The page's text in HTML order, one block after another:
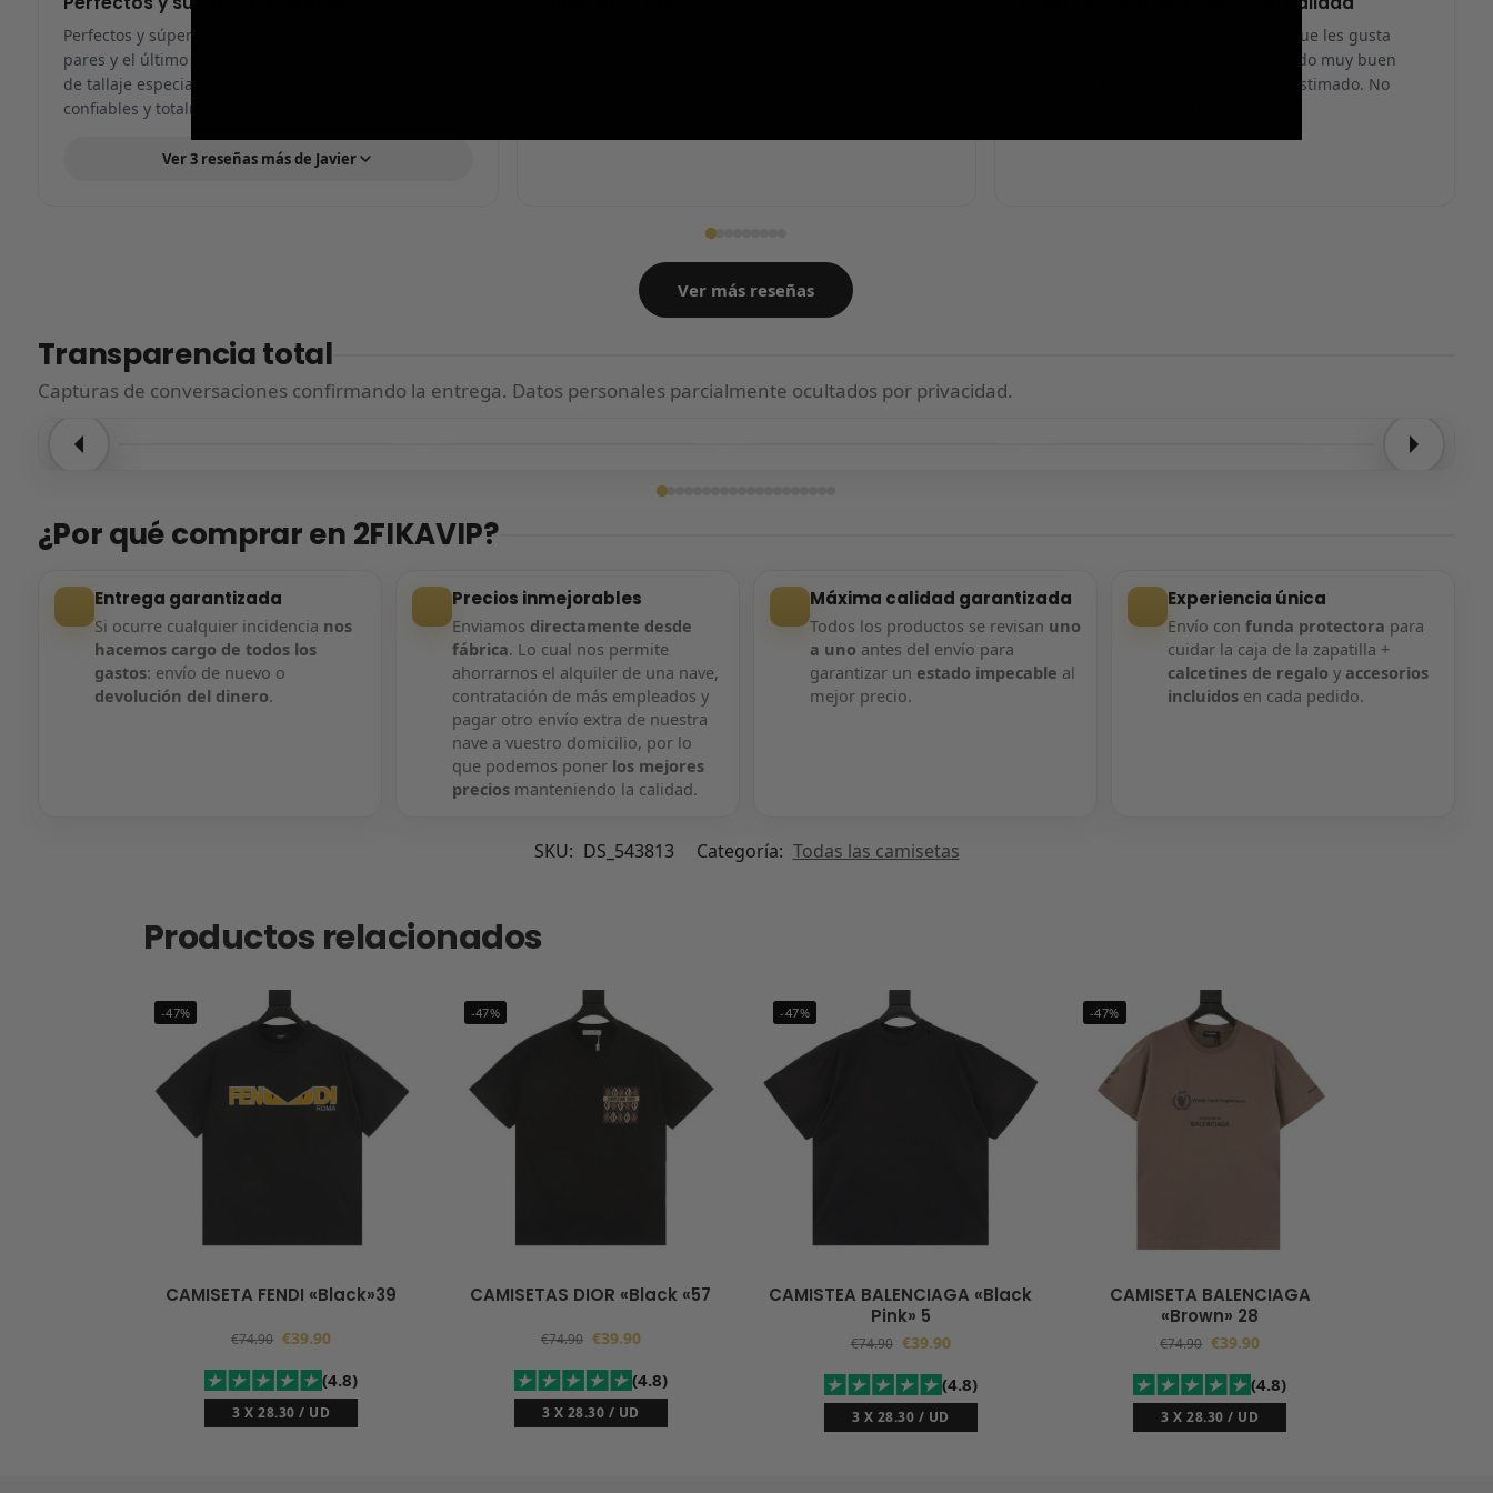
Perfectos y súper serios y atentos. He comprado 5
pares y el último que acaba de llegar, unas Uptempo
de tallaje especial pagadas por adelantado. Súper
confiables y totalmente recomendables.
Ver 3 reseñas más de Javier
Es una página fiable… no soy de las que les gusta
pagar antes de recibir, pero he recibido muy buen
trato y me han llegado en el tiempo estimado. No
Ver más reseñas
Transparencia total
Capturas de conversaciones confirmando la entrega. Datos personales parcialmente ocultados por privacidad.
¿Por qué comprar en 2FIKAVIP?
Entrega garantizada
Si ocurre cualquier incidencia nos
hacemos cargo de todos los
gastos: envío de nuevo o
devolución del dinero.
Precios inmejorables
Enviamos directamente desde
fábrica. Lo cual nos permite
ahorrarnos el alquiler de una nave,
contratación de más empleados y
pagar otro envío extra de nuestra
nave a vuestro domicilio, por lo
que podemos poner los mejores
preciosmanteniendo la calidad.
Máxima calidad garantizada
Todos los productos se revisan uno
a uno antes del envío para
garantizar un estado impecable al
mejor precio.
Experiencia única
Envío confunda protectora para
cuidar la caja de la zapatilla +
calcetines de regalo y accesorios
incluidos en cada pedido.
SKU: DS_543813 Categoría: Todas las camisetas
Productos relacionados
-47%
CAMISETA FENDI «Black»39
€74.90 €39.90
(4.8)
3 X 28.30 / UD
-47%
CAMISETAS DIOR «Black «57
€74.90 €39.90
(4.8)
3 X 28.30 / UD
-47%
CAMISTEA BALENCIAGA «Black
Pink» 5
€74.90 €39.90
(4.8)
3 X 28.30 / UD
-47%
CAMISETA BALENCIAGA
«Brown» 28
€74.90 €39.90
(4.8)
3 X 28.30 / UD